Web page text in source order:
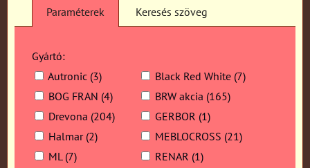
Paraméterek Keresés szöveg
Gyártó:
Autronic (3)
Black Red White (7)
BOG FRAN (4)
BRW akcia (165)
Drevona (204)
GERBOR (1)
Halmar (2)
MEBLOCROSS (21)
ML (7)
RENAR (1)